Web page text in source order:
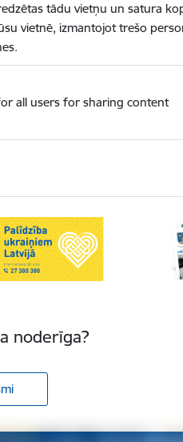
tādu vietņu un satura
vietnē, izmantojot trešo
all users for sharing content
noderīga?